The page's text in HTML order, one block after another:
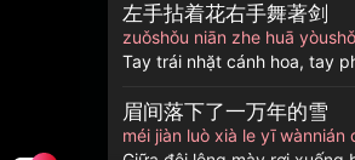
左手拈着花右手舞著剑
zuǒshǒu niān zhe huā
Tay trái nhặt cánh hoa, tay
眉间落下了一万年的雪
méi jiàn luò xià le yī wànnián